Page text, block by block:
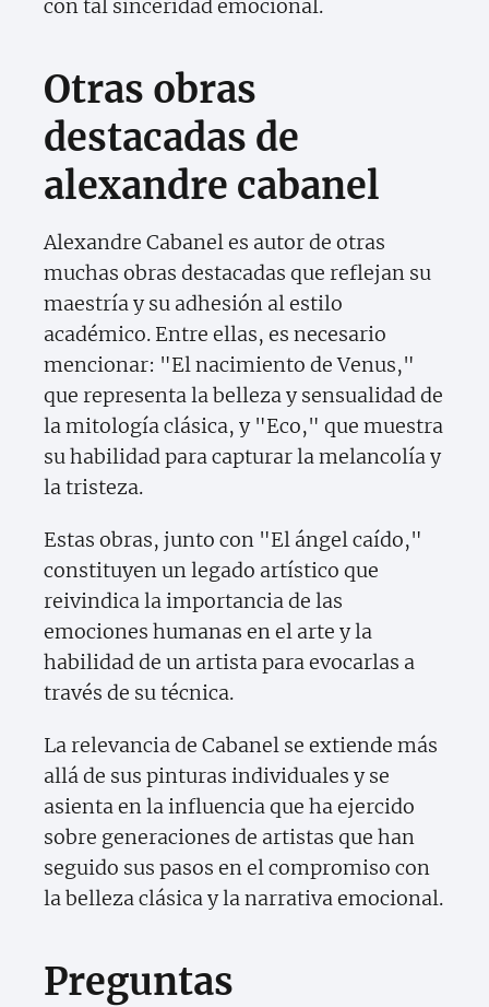
con tal sinceridad emocional.
Otras obras
destacadas de
alexandre cabanel
Alexandre Cabanel es autor de otras
muchas obras destacadas que reflejan su
maestría y su adhesión al estilo
académico. Entre ellas, es necesario
mencionar: "El nacimiento de Venus,"
que representa la belleza y sensualidad de
la mitología clásica, y "Eco," que muestra
su habilidad para capturar la melancolía y
la tristeza.
Estas obras, junto con "El ángel caído,"
constituyen un legado artístico que
reivindica la importancia de las
emociones humanas en el arte y la
habilidad de un artista para evocarlas a
través de su técnica.
La relevancia de Cabanel se extiende más
allá de sus pinturas individuales y se
asienta en la influencia que ha ejercido
sobre generaciones de artistas que han
seguido sus pasos en el compromiso con
la belleza clásica y la narrativa emocional.
Preguntas